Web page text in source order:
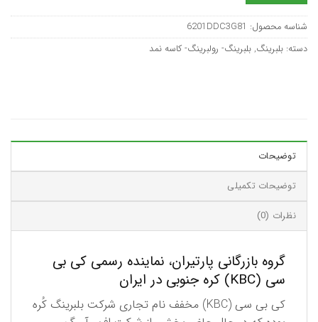
شناسه محصول: 6201DDC3G81
دسته: بلبرینگ, بلبرینگ- رولبرینگ- کاسه نمد
توضیحات
توضیحات تکمیلی
نظرات (0)
گروه بازرگانی پارتیران، نماینده رسمی کی بی
سی (KBC) کره جنوبی در ایران
كی بی سی (KBC) مخفف نام تجاری شركت بلبرینگ كُره